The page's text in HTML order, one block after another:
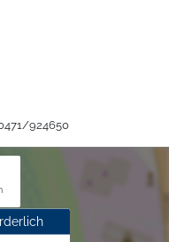
924650